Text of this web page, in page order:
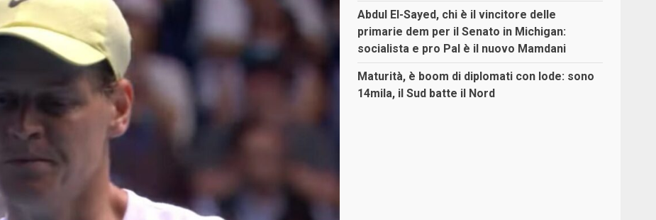
Abdul El-Sayed, chi è il vincitore delle
primarie dem per il Senato in Michigan:
socialista e pro Pal è il nuovo Mamdani
Maturità, è boom di diplomati con lode: sono
14mila, il Sud batte il Nord